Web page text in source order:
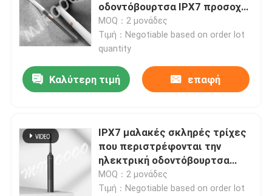
οδοντόβουρτσα IPX7 προσοχής
αδιάβροχη με 3 τρόπους
MOQ：2 μονάδες
Τιμή：Negotiable based on order lot
quantity
Καλύτερη τιμή επαφή
IPX7 μαλακές σκληρές τρίχες
που περιστρέφονται την
ηλεκτρική οδοντόβουρτσα
επανακαταλογηστέα για την
προστασία γόμμας
MOQ：2 μονάδες
Τιμή：Negotiable based on order lot